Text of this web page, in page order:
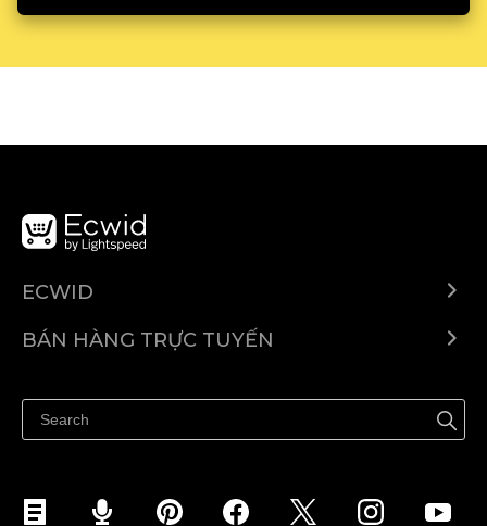
ECWID
Trung tâm trợ giúp
BÁN HÀNG TRỰC TUYẾN
Quảng bá ở bất cứ đâu
Kiểm soát mọi thứ